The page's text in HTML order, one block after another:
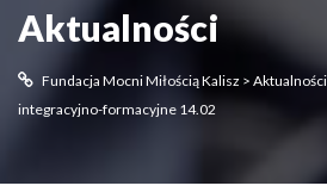
Aktualności
Fundacja Mocni Miłością Kalisz > Aktualności
integracyjno-formacyjne 14.02